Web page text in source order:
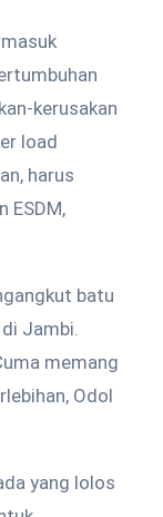
kerusakan
load
harus
ESDM,
batu
Jambi.
memang
Odol
yang lolos